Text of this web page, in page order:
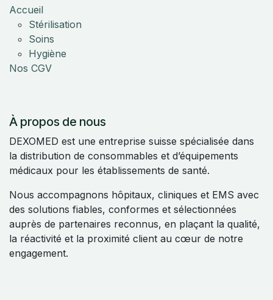
Accueil
Stérilisation
Soins
Hygiène
Nos CGV
À propos de nous
DEXOMED est une entreprise suisse spécialisée dans
la distribution de consommables et d’équipements
médicaux pour les établissements de santé.
Nous accompagnons hôpitaux, cliniques et EMS avec
des solutions fiables, conformes et sélectionnées
auprès de partenaires reconnus, en plaçant la qualité,
la réactivité et la proximité client au cœur de notre
engagement.